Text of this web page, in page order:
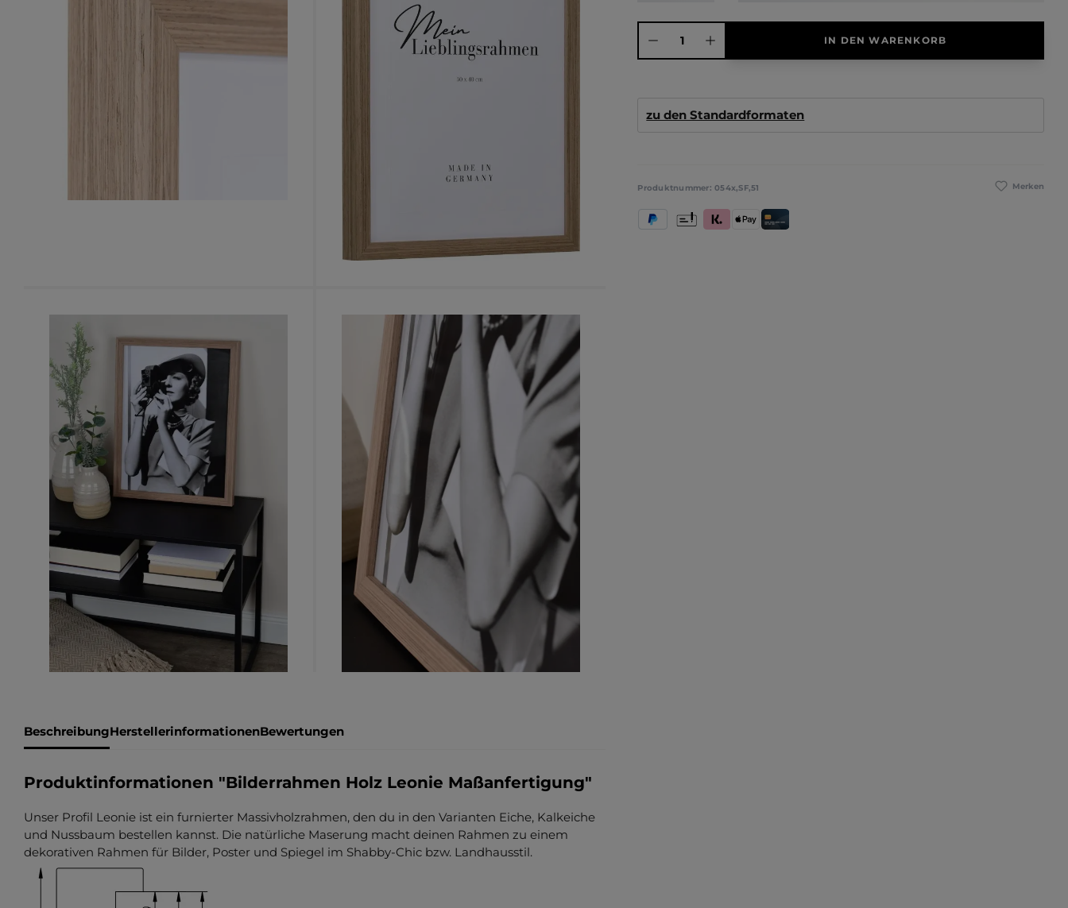
BeschreibungHerstellerinformationenBewertungen
Produktinformationen "Bilderrahmen Holz Leonie Maßanfertigung"
Unser Profil Leonie ist ein furnierter Massivholzrahmen, den du in den Varianten Eiche, Kalkeiche
und Nussbaum bestellen kannst. Die natürliche Maserung macht deinen Rahmen zu einem
dekorativen Rahmen für Bilder, Poster und Spiegel im Shabby-Chic bzw. Landhausstil.
IN DEN WARENKORB
zu den Standardformaten
Merken
Produktnummer:054x,SF,51
PayPal Klarna (Rechnung / Ratenkauf / Sofort)
Apple PayKredit- und Debitkarte
Vorkasse